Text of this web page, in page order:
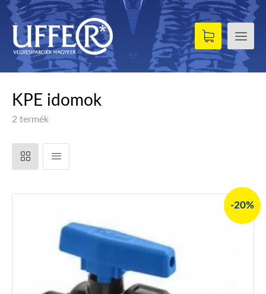
KPE idomok
2 termék
-20%